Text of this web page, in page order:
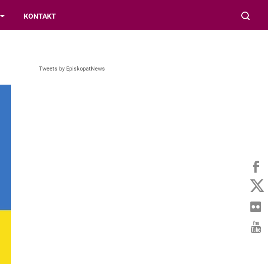
KONTAKT
Tweets by EpiskopatNews